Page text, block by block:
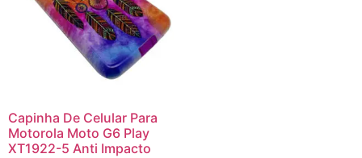
Capinha De Celular Para
Motorola Moto G6 Play
XT1922-5 Anti Impacto